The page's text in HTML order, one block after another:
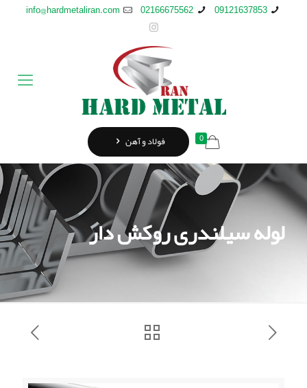
09121637853
02166675562
info@hardmetaliran.com
0 فولاد و آهن
لوله سیلندری روکش دار